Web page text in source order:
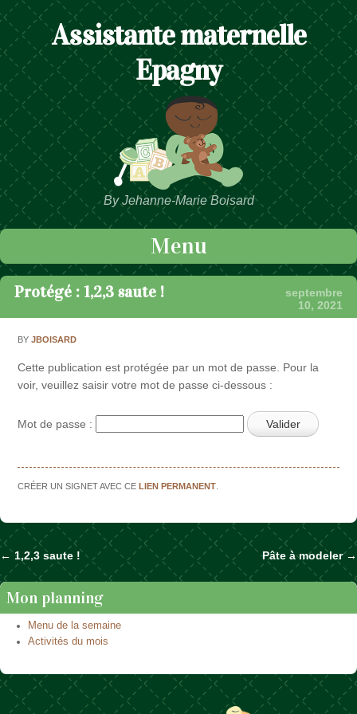
Assistante maternelle
Epagny
By Jehanne-Marie Boisard
Menu
Passer au contenu
Protégé : 1,2,3 saute !
septembre
10, 2021
BYJBOISARD
Cette publication est protégée par un mot de passe. Pour la
voir, veuillez saisir votre mot de passe ci-dessous :
Mot de passe :
CRÉER UN SIGNET AVEC CELIEN PERMANENT
Naviguer dans les articles
←1,2,3 saute ! Pâte à modeler→
Mon planning
Menu de la semaine
Activités du mois